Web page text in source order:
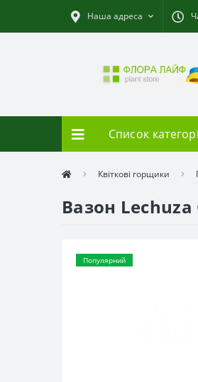
Наша адреса
Список
Квіткові горщики
Вазон Lechuza
Популярний